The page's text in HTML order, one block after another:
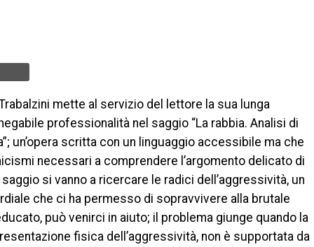
mette al servizio del lettore la sua lunga
professionalità nel saggio “La rabbia. Analisi di
un’opera scritta con un linguaggio accessibile ma che
necessari a comprendere l’argomento delicato di
si vanno a ricercare le radici dell’aggressività, un
che ci ha permesso di sopravvivere alla brutale
può venirci in aiuto; il problema giunge quando la
fisica dell’aggressività, non è supportata da